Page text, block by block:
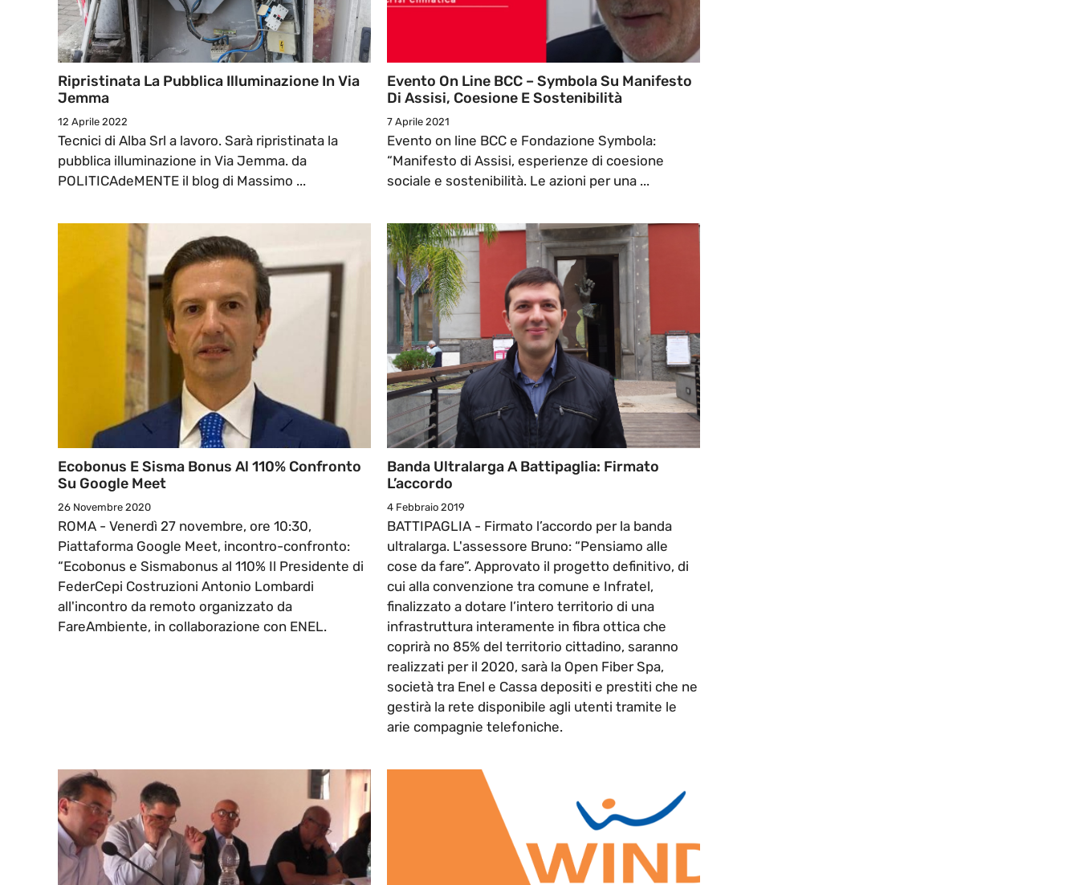
Ripristinata La Pubblica Illuminazione In Via
Jemma
12 Aprile 2022
Tecnici di Alba Srl a lavoro. Sarà ripristinata la
pubblica illuminazione in Via Jemma. da
POLITICAdeMENTE il blog di Massimo ...
Evento On Line BCC – Symbola Su Manifesto
Di Assisi, Coesione E Sostenibilità
7 Aprile 2021
Evento on line BCC e Fondazione Symbola:
“Manifesto di Assisi, esperienze di coesione
sociale e sostenibilità. Le azioni per una ...
Ecobonus E Sisma Bonus Al 110% Confronto
Su Google Meet
26 Novembre 2020
ROMA - Venerdì 27 novembre, ore 10:30,
Piattaforma Google Meet, incontro-confronto:
“Ecobonus e Sismabonus al 110% Il Presidente di
FederCepi Costruzioni Antonio Lombardi
all'incontro da remoto organizzato da
FareAmbiente, in collaborazione con ENEL.
Banda Ultralarga A Battipaglia: Firmato
L’accordo
4 Febbraio 2019
BATTIPAGLIA - Firmato l’accordo per la banda
ultralarga. L'assessore Bruno: “Pensiamo alle
cose da fare”. Approvato il progetto definitivo, di
cui alla convenzione tra comune e Infratel,
finalizzato a dotare l’intero territorio di una
infrastruttura interamente in fibra ottica che
coprirà no 85% del territorio cittadino, saranno
realizzati per il 2020, sarà la Open Fiber Spa,
società tra Enel e Cassa depositi e prestiti che ne
gestirà la rete disponibile agli utenti tramite le
arie compagnie telefoniche.